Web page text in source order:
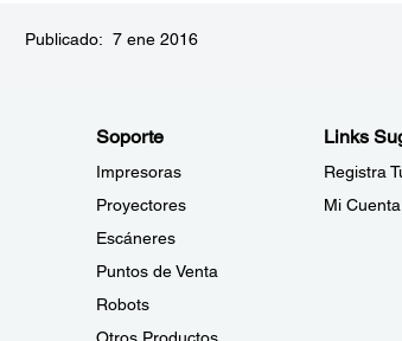
Publicado: 7 ene 2016
Soporte
Impresoras
Proyectores
Escáneres
Puntos de Venta
Robots
Links
Registra
Mi Cuenta